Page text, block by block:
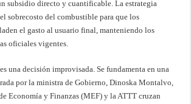
subsidio directo y cuantificable. La estrategia
sobrecosto del combustible para que los
el gasto al usuario final, manteniendo los
oficiales vigentes.
una decisión improvisada. Se fundamenta en una
por la ministra de Gobierno, Dinoska Montalvo,
Economía y Finanzas (MEF) y la ATTT cruzan